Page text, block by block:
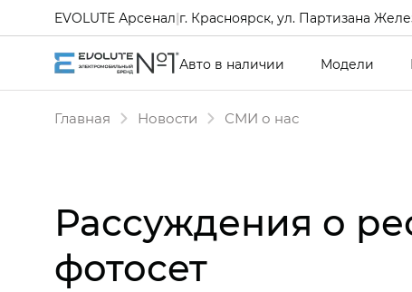
EVOLUTE Арсенал|г. Красноярск, ул. Партизана
Авто в наличии Модели
Главная Новости СМИ о нас
Рассуждения о
фотосет